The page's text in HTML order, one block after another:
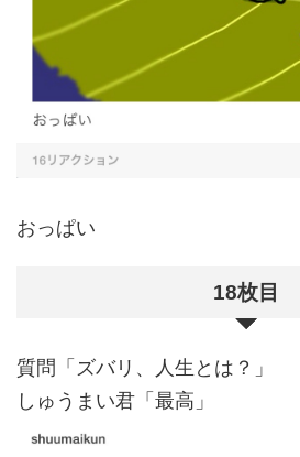
おっぱい
18枚目
質問「ズバリ、人生とは？」
しゅうまい君「最高」